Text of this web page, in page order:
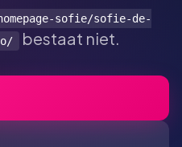
sofie/sofie-de-
bestaat niet.